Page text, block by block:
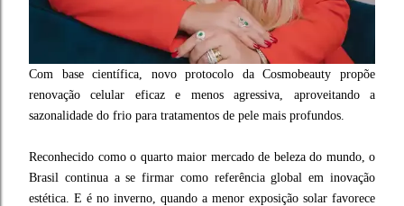
Com base científica, novo protocolo da Cosmobeauty propõe
renovação celular eficaz e menos agressiva, aproveitando a
sazonalidade do frio para tratamentos de pele mais profundos.
Reconhecido como o quarto maior mercado de beleza do mundo, o
Brasil continua a se firmar como referência global em inovação
estética. E é no inverno, quando a menor exposição solar favorece